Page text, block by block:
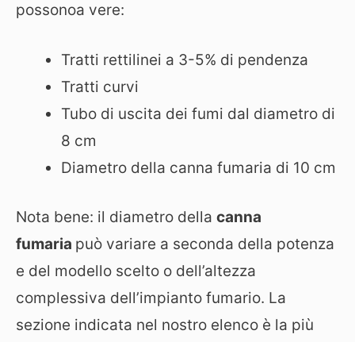
possonoa vere:
Tratti rettilinei a 3-5% di pendenza
Tratti curvi
Tubo di uscita dei fumi dal diametro di
8 cm
Diametro della canna fumaria di 10 cm
Nota bene: il diametro della canna
fumaria può variare a seconda della potenza
e del modello scelto o dell’altezza
complessiva dell’impianto fumario. La
sezione indicata nel nostro elenco è la più